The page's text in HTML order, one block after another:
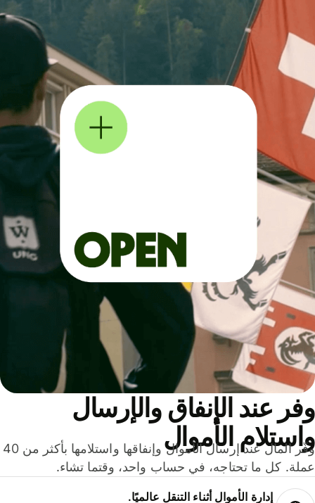
عند الإنفاق والإرسال
الأموال
وفّر المال عند إرسال الأموال وإنفاقها واستلامها بأكثر من 40
كل ما تحتاجه، في حساب واحد، وقتما تشاء.
إدارة الأموال أثناء التنقل عالميًا.